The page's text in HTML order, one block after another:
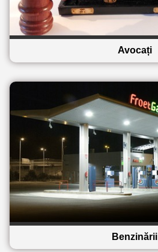
Avocați
Benzinării